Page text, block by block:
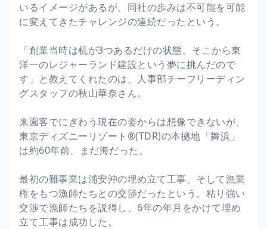
いるイメージがあるが、同社の歩みは不可能を可能
に変えてきたチャレンジの連続だったという。
「創業当時は机が3つあるだけの状態。そこから東
洋一のレジャーランド建設という夢に挑んだので
す」と教えてくれたのは、人事部チーフリーディン
グスタッフの秋山華奈さん。
来園客でにぎわう現在の姿からは想像できないが、
東京ディズニーリゾート®(TDR)の本拠地「舞浜」
は約60年前、まだ海だった。
最初の難事業は浦安沖の埋め立て工事、そして漁業
権をもつ漁師たちとの交渉だったという。粘り強い
交渉で漁師たちを説得し、6年の年月をかけて埋め
立て工事は成功した。